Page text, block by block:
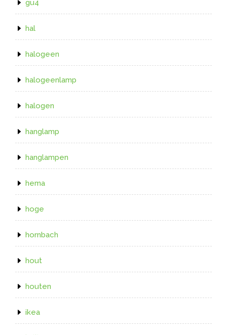
gu4
hal
halogeen
halogeenlamp
halogen
hanglamp
hanglampen
hema
hoge
hornbach
hout
houten
ikea